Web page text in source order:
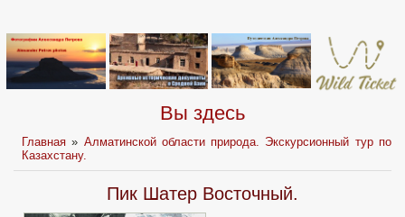
Вы здесь
Главная » Алматинской области природа. Экскурсионный тур по
Казахстану.
Пик Шатер Восточный.